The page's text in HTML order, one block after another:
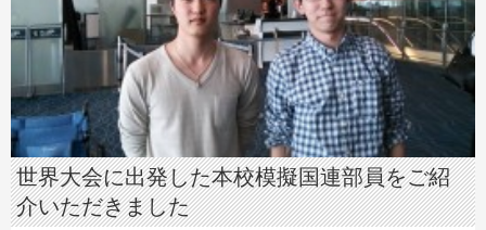
世界大会に出発した本校模擬国連部員をご紹
介いただきました